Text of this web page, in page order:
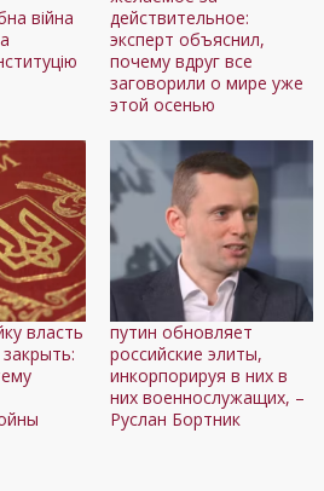
війна
действительное:
эксперт объяснил,
почему вдруг все
заговорили о мире уже
этой осенью
власть
путин обновляет
российские элиты,
инкорпорируя в них в
них военнослужащих, –
Руслан Бортник